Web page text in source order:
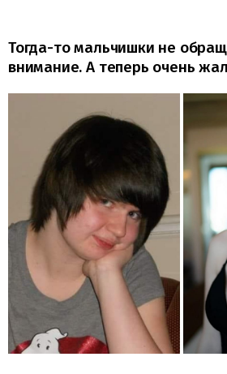
Тогда-то мальчишки не
внимание. А теперь очень